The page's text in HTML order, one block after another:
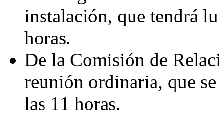
instalación, que tendrá
horas.
De la Comisión de
reunión ordinaria, que
las 11 horas.